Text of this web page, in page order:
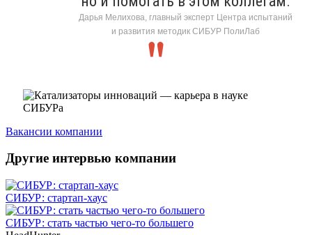
Дарья Мелихова, главный эксперт Центра испытаний
и развития методик СИБУР ПолиЛаб
Вакансии компании
Другие интервью компании
СИБУР: стартап-хаус
СИБУР: стать частью чего-то большего